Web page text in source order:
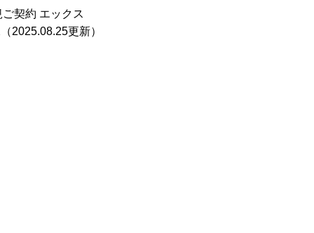
ご契約 エックス
2025.08.25更新）